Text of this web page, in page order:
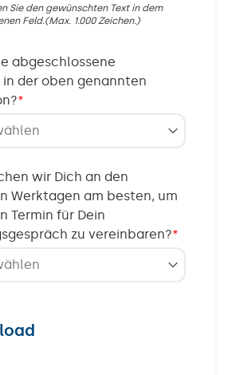
Sie den gewünschten Text in dem
Feld.(Max. 1.000 Zeichen.)
abgeschlossene
der oben genannten
*
wir Dich an den
Werktagen am besten, um
Termin für Dein
zu vereinbaren?*